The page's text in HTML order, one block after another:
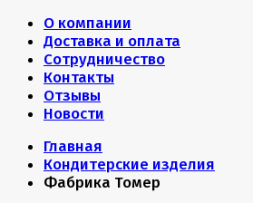
О компании
Доставка и оплата
Сотрудничество
Контакты
Отзывы
Новости
Главная
Кондитерские изделия
Фабрика Томер